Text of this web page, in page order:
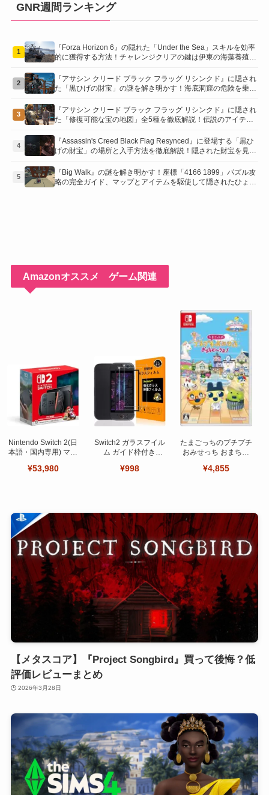
GNR週間ランキング
1
『Forza Horizon 6』の隠れた「Under the Sea」スキルを効率
的に獲得する方法！チャレンジクリアの鍵は伊東の海藻養殖場
2
『アサシン クリード ブラック フラッグ リシンクド』に隠され
た「黒ひげの財宝」の謎を解き明かす！海底洞窟の危険を乗り
3
『アサシン クリード ブラック フラッグ リシンクド』に隠され
た「修復可能な宝の地図」全5種を徹底解説！伝説のアイテム
コツを紹介！
4
『Assassin's Creed Black Flag Resynced』に登場する「黒ひ
げの財宝」の場所と入手方法を徹底解説！隠された財宝を見つ
5
『Big Walk』の謎を解き明かす！座標「4166 1899」パズル攻
略の完全ガイド、マップとアイテムを駆使して隠されたひょう
Amazonオススメ ゲーム関連
Nintendo Switch 2(日
本語・国内専用) マリ
ット
¥53,980
Switch2 ガラスフイル
ム ガイド枠付き
ット 日本旭硝子製-高
¥998
たまごっちのプチプチ
おみせっち おまちど
¥4,855
【メタスコア】『Project Songbird』買って後悔？低
評価レビューまとめ
2026年3月28日